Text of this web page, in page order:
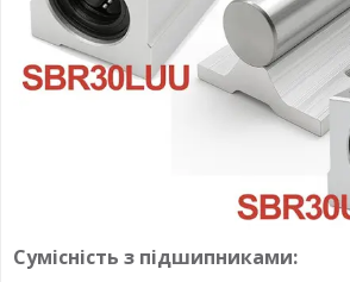
Сумісність з підшипниками: